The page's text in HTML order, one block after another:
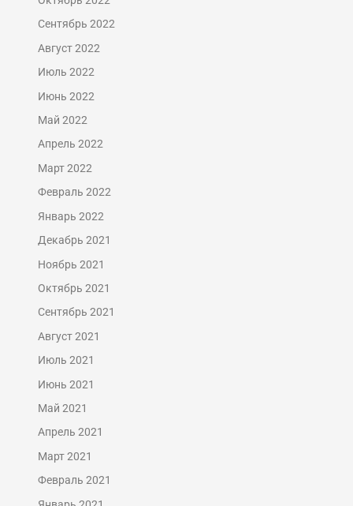
Сентябрь 2022
Август 2022
Июль 2022
Июнь 2022
Май 2022
Апрель 2022
Март 2022
Февраль 2022
Январь 2022
Декабрь 2021
Ноябрь 2021
Октябрь 2021
Сентябрь 2021
Август 2021
Июль 2021
Июнь 2021
Май 2021
Апрель 2021
Март 2021
Февраль 2021